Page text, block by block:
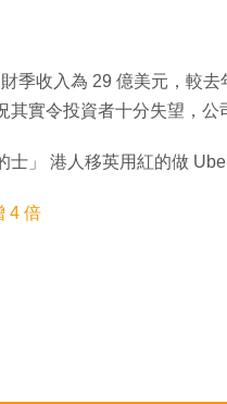
季收入為 29 億美元，較
實令投資者十分失望，公
士」 港人移英用紅的做
4 倍